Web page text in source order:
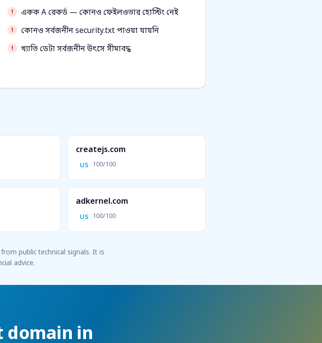
একক A রেকর্ড — কোনও ফেইলওভার হোস্টিং নেই
কোনও সর্বজনীন security.txt পাওয়া যায়নি
খ্যাতি ডেটা সর্বজনীন উৎসে সীমাবদ্ধ
createjs.com
US 100/100
adkernel.com
US 100/100
public technical signals. It is
advice.
domain in